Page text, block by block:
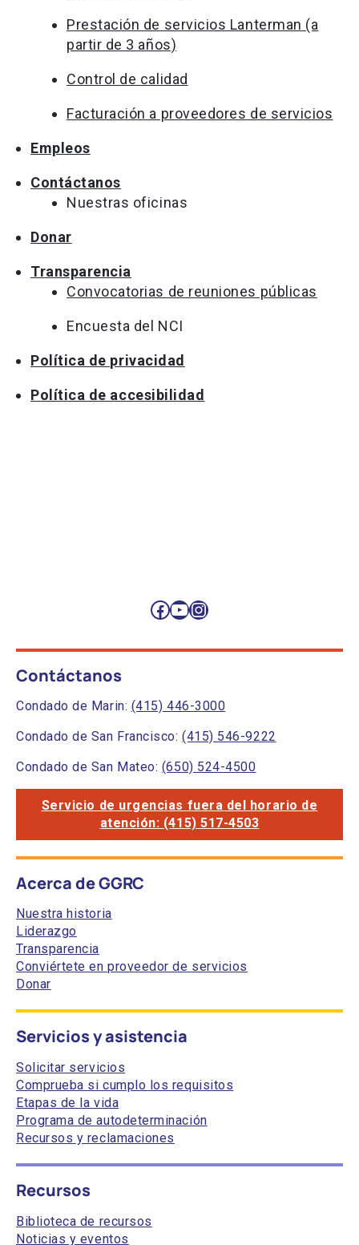
Prestación de servicios Lanterman (a
partir de 3 años)
Control de calidad
Facturación a proveedores de servicios
Empleos
Contáctanos
Nuestras oficinas
Donar
Transparencia
Convocatorias de reuniones públicas
Encuesta del NCI
Política de privacidad
Política de accesibilidad
Facebook
YouTube
Instagram
Contáctanos
Condado de Marin: (415) 446-3000
Condado de San Francisco:(415) 546-9222
Condado de San Mateo: (650) 524-4500
Servicio de urgencias fuera del horario de
atención: (415) 517-4503
Acerca de GGRC
Nuestra historia
Liderazgo
Transparencia
Conviértete en proveedor de servicios
Donar
Servicios y asistencia
Solicitar servicios
Comprueba si cumplo los requisitos
Etapas de la vida
Programa de autodeterminación
Recursos y reclamaciones
Recursos
Biblioteca de recursos
Noticias y eventos